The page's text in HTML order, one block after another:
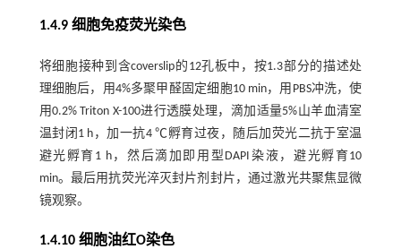
1.4.9 细胞免疫荧光染色
将细胞接种到含coverslip的12孔板中，按1.3部分的描述处
理细胞后，用4%多聚甲醛固定细胞10 min，用PBS冲洗，使
用0.2% Triton X-100进行透膜处理，滴加适量5%山羊血清室
温封闭1 h，加一抗4 ℃孵育过夜，随后加荧光二抗于室温
避光孵育1 h，然后滴加即用型DAPI染液，避光孵育10
min。最后用抗荧光淬灭封片剂封片，通过激光共聚焦显微
镜观察。
1.4.10 细胞油红O染色